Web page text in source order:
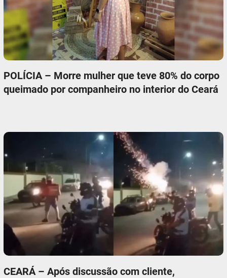
POLÍCIA – Morre mulher que teve 80% do corpo
queimado por companheiro no interior do Ceará
CEARÁ – Após discussão com cliente,